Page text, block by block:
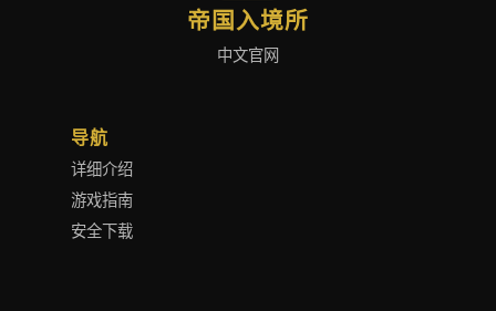
帝国入境所
中文官网
导航
详细介绍
游戏指南
安全下载